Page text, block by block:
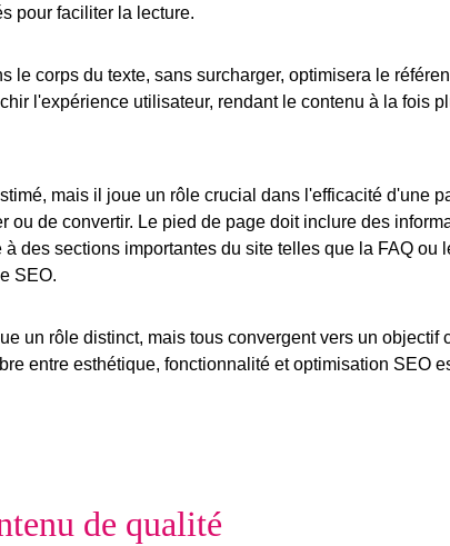
pour faciliter la lecture.
le corps du texte, sans surcharger, optimisera le
l'expérience utilisateur, rendant le contenu à la fois
mais il joue un rôle crucial dans l'efficacité d'une
ou de convertir. Le pied de page doit inclure des
des sections importantes du site telles que la FAQ
SEO.
un rôle distinct, mais tous convergent vers un
entre esthétique, fonctionnalité et optimisation SEO
de qualité